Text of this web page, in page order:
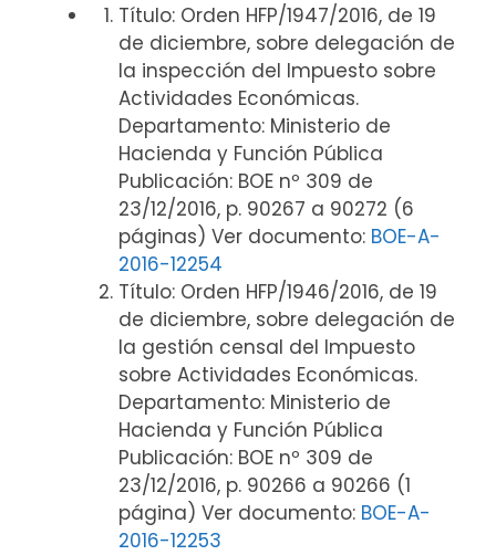
Título: Orden HFP/1947/2016, de 19
de diciembre, sobre delegación de
la inspección del Impuesto sobre
Actividades Económicas.
Departamento: Ministerio de
Hacienda y Función Pública
Publicación: BOE nº 309 de
23/12/2016, p. 90267 a 90272 (6
páginas) Ver documento: BOE-A-
2016-12254
Título: Orden HFP/1946/2016, de 19
de diciembre, sobre delegación de
la gestión censal del Impuesto
sobre Actividades Económicas.
Departamento: Ministerio de
Hacienda y Función Pública
Publicación: BOE nº 309 de
23/12/2016, p. 90266 a 90266 (1
página) Ver documento: BOE-A-
2016-12253